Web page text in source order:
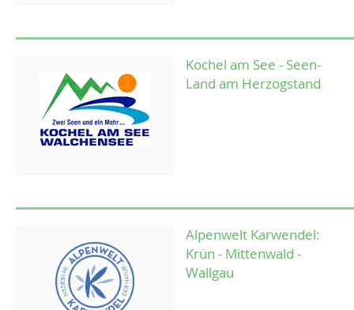
Kochel am See - Seen-
Land am Herzogstand
Alpenwelt Karwendel:
Krün - Mittenwald -
Wallgau